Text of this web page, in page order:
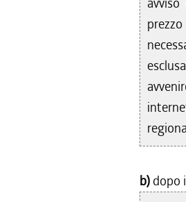
b) dopo